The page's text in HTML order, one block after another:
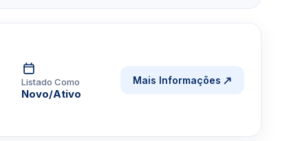
Listado Como
Novo/Ativo
Mais Informações